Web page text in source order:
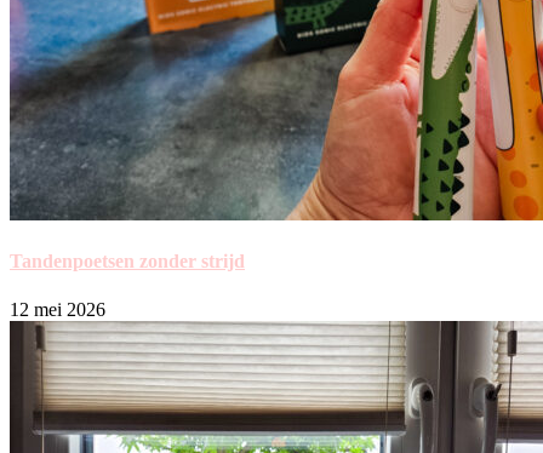
Tandenpoetsen zonder strijd
12 mei 2026